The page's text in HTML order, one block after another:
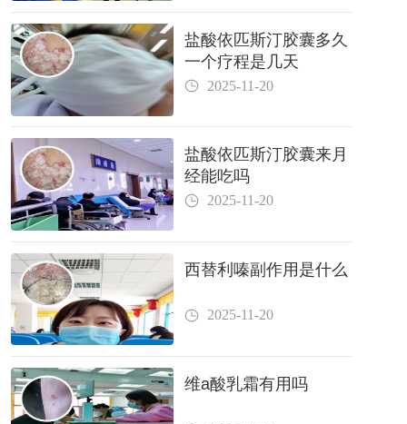
盐酸依匹斯汀胶囊多久
一个疗程是几天
2025-11-20
盐酸依匹斯汀胶囊来月
经能吃吗
2025-11-20
西替利嗪副作用是什么
2025-11-20
维a酸乳霜有用吗